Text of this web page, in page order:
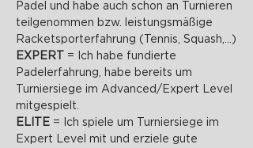
Padel und habe auch schon an Turnieren
teilgenommen bzw. leistungsmäßige
Racketsporterfahrung (Tennis, Squash,...)
EXPERT = Ich habe fundierte
Padelerfahrung, habe bereits um
Turniersiege im Advanced/Expert Level
mitgespielt.
ELITE = Ich spiele um Turniersiege im
Expert Level mit und erziele gute